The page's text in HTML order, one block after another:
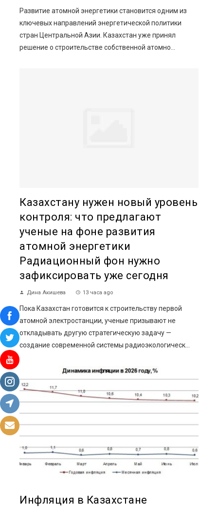
Развитие атомной энергетики становится одним из
ключевых направлений энергетической политики
стран Центральной Азии. Казахстан уже принял
решение о строительстве собственной атомно...
Казахстану нужен новый уровень
контроля: что предлагают
ученые на фоне развития
атомной энергетики
Радиационный фон нужно
зафиксировать уже сегодня
Дина Акишева 13 часа ago
Пока Казахстан готовится к строительству первой
атомной электростанции, ученые призывают не
откладывать другую стратегическую задачу —
создание современной системы радиоэкологическ...
Инфляция в Казахстане